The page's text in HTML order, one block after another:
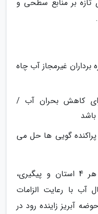
تازه بر منابع سطحی و
برداران غیرمجاز آب چاه
کاهش بحران آب /
گویی ها حل می
انجام مذاکره برای تأمین منافع هر 4 استان و پیگیری،
آب با رعایت الزامات
آبریز زاینده رود در